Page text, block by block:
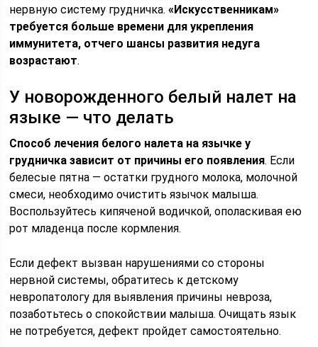
нервную систему грудничка.«Искусственникам»
требуется больше времени для укрепления
иммунитета, отчего шансы развития недуга
возрастают.
У новорожденного белый налет на
языке — что делать
Способ лечения белого налета на язычке у
грудничка зависит от причины его появления. Если
белесые пятна — остатки грудного молока, молочной
смеси, необходимо очистить язычок малыша.
Воспользуйтесь кипяченой водичкой, ополаскивая ею
рот младенца после кормления.
Если дефект вызван нарушениями со стороны
нервной системы, обратитесь к детскому
невропатологу для выявления причины невроза,
позаботьтесь о спокойствии малыша. Очищать язык
не потребуется, дефект пройдет самостоятельно.